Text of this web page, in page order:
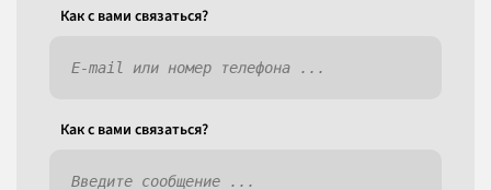
Как c вами связаться?
Как c вами связаться?